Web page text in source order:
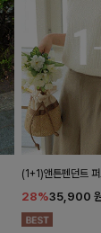
(1+1)앤튼펜던트
28%35,900